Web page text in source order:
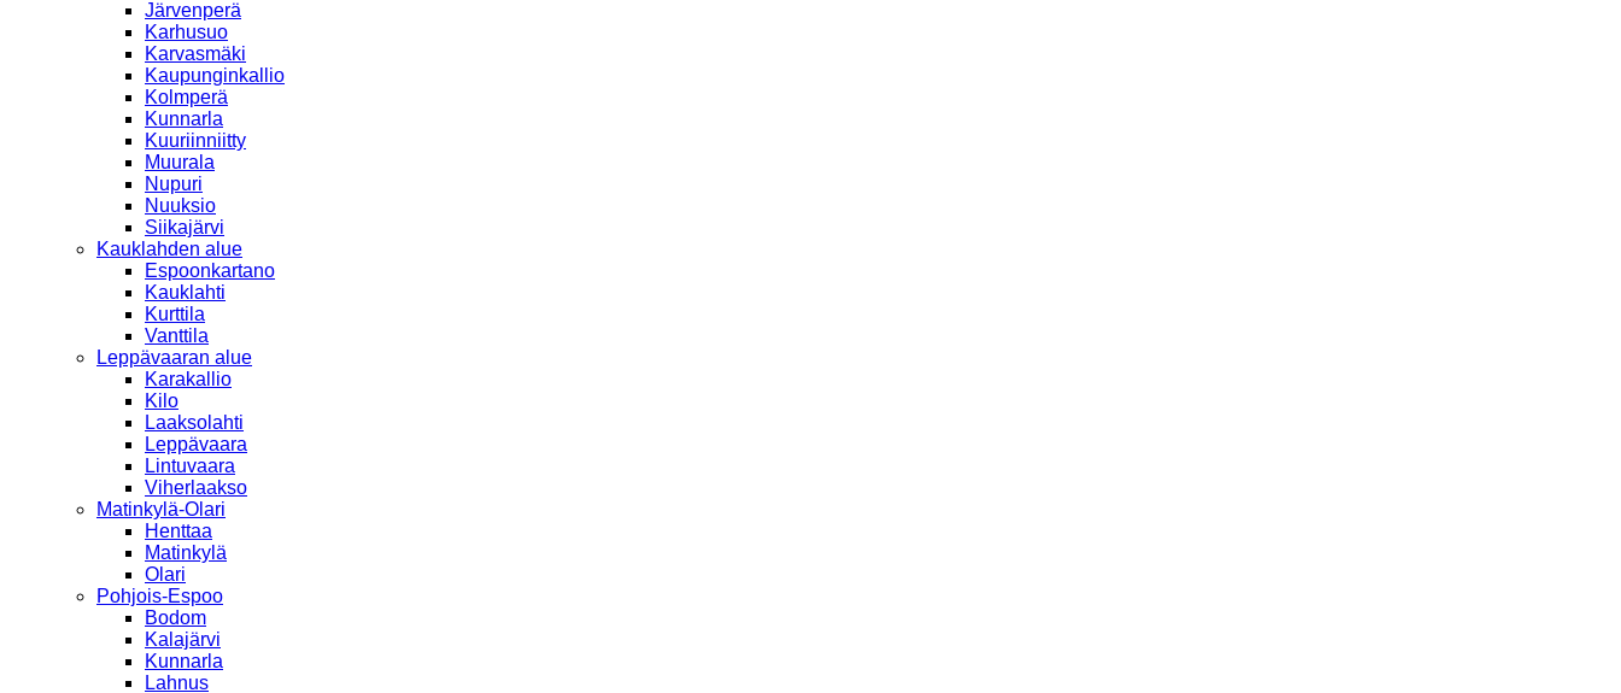
Järvenperä
Karhusuo
Karvasmäki
Kaupunginkallio
Kolmperä
Kunnarla
Kuuriinniitty
Muurala
Nupuri
Nuuksio
Siikajärvi
Kauklahden alue
Espoonkartano
Kauklahti
Kurttila
Vanttila
Leppävaaran alue
Karakallio
Kilo
Laaksolahti
Leppävaara
Lintuvaara
Viherlaakso
Matinkylä-Olari
Henttaa
Matinkylä
Olari
Pohjois-Espoo
Bodom
Kalajärvi
Kunnarla
Lahnus